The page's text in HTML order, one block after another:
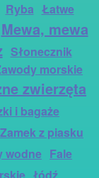
Ryba Łatwe
Mewa, mewa
Słonecznik
morskie
zwierzęta
i bagaże
Zamek z piasku
wodne Fale